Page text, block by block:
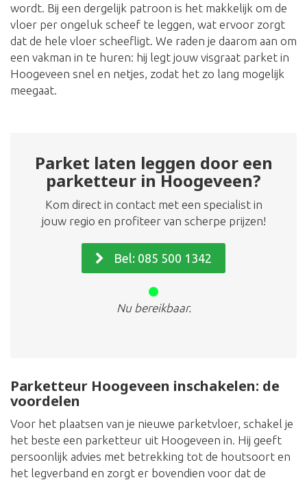
wordt. Bij een dergelijk patroon is het makkelijk om de
vloer per ongeluk scheef te leggen, wat ervoor zorgt
dat de hele vloer scheefligt. We raden je daarom aan om
een vakman in te huren: hij legt jouw visgraat parket in
Hoogeveen snel en netjes, zodat het zo lang mogelijk
meegaat.
Parket laten leggen door een
parketteur in Hoogeveen?
Kom direct in contact met een specialist in
jouw regio en profiteer van scherpe prijzen!
Bel: 085 500 1342
Nu bereikbaar.
Parketteur Hoogeveen inschakelen: de
voordelen
Voor het plaatsen van je nieuwe parketvloer, schakel je
het beste een parketteur uit Hoogeveen in. Hij geeft
persoonlijk advies met betrekking tot de houtsoort en
het legverband en zorgt er bovendien voor dat de